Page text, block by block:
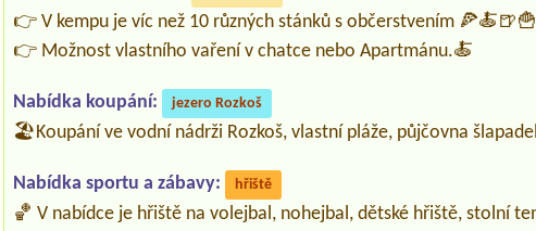
👉 V kempu je víc než 10 různých stánků s občerstvením
👉 Možnost vlastního vaření v chatce nebo Apartmánu.🍝
Nabídka koupání: jezero Rozkoš
🏖️Koupání ve vodní nádrži Rozkoš, vlastní pláže, půjčovna
Nabídka sportu a zábavy: hřiště
🏀 V nabídce je hřiště na volejbal, nohejbal, dětské hřiště, stolní